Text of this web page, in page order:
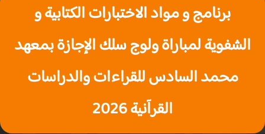
برنامج و مواد الاختبارات الكتابية و
الشفوية لمباراة ولوج سلك الإجازة بمعهد
محمد السادس للقراءات والدراسات
القرآنية 2026